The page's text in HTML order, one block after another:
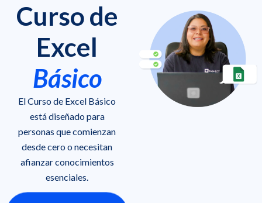
Curso de
Excel
Básico
El Curso de Excel Básico
está diseñado para
personas que comienzan
desde cero o necesitan
afianzar conocimientos
esenciales.